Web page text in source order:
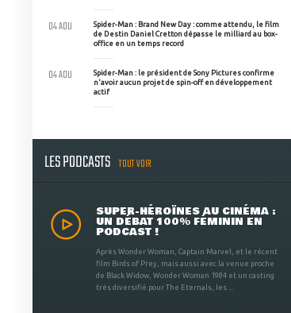
Spider-Man : Brand New Day : comme attendu, le film
de Destin Daniel Cretton dépasse le milliard au box-
office en un temps record
04 AOU
Spider-Man : le président de Sony Pictures confirme
n'avoir aucun projet de spin-off en développement
actif
04 AOU
LES PODCASTS TOUT VOIR
SUPER-HÉROÏNES AU CINÉMA :
UN DÉBAT 100% FÉMININ EN
PODCAST !
Après Wonder Woman, Captain Marvel, et le récent
film Birds of Prey, mais aussi avec la venue proche
de Black Widow, Wonder Woman 1984 et un casting
très diversifié pour The Eternals, les ...